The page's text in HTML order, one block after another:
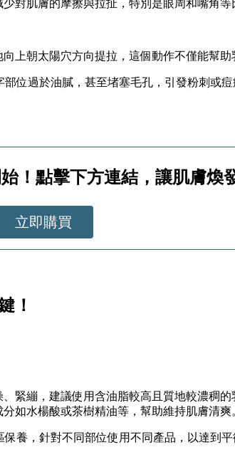
對肌膚的摩擦與拉扯，特別是眼周和嘴角等
朝太陽穴方向提拉，這個動作不僅能幫助
位過於油膩，甚至堵塞毛孔，引發粉刺或
！點擊下方連結，讓肌膚煥
立即購買
！
、緊繃，建議使用含油脂較高且質地較濃稠
如水楊酸或茶樹精油等，幫助維持肌膚清爽
養，針對不同部位使用不同產品，以達到平